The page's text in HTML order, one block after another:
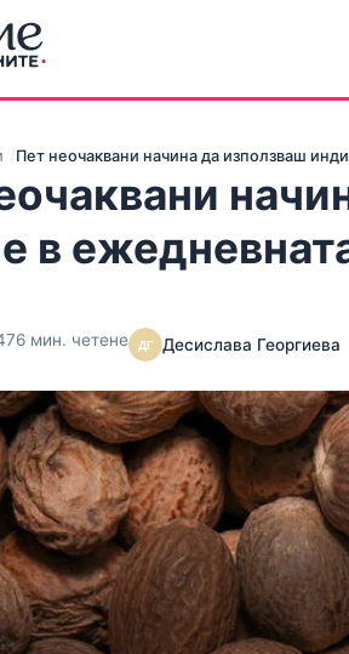
Пет неочаквани начина да използваш
в
6 мин. четене Десислава Георгиева